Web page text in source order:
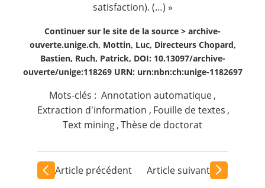
satisfaction). (…) »
Continuer sur le site de la source > archive-
ouverte.unige.ch, Mottin, Luc, Directeurs Chopard,
Bastien, Ruch, Patrick, DOI: 10.13097/archive-
ouverte/unige:118269 URN: urn:nbn:ch:unige-1182697
Mots-clés : Annotation automatique ,
Extraction d'information , Fouille de textes ,
Text mining,Thèse de doctorat
Article précédent Article suivant